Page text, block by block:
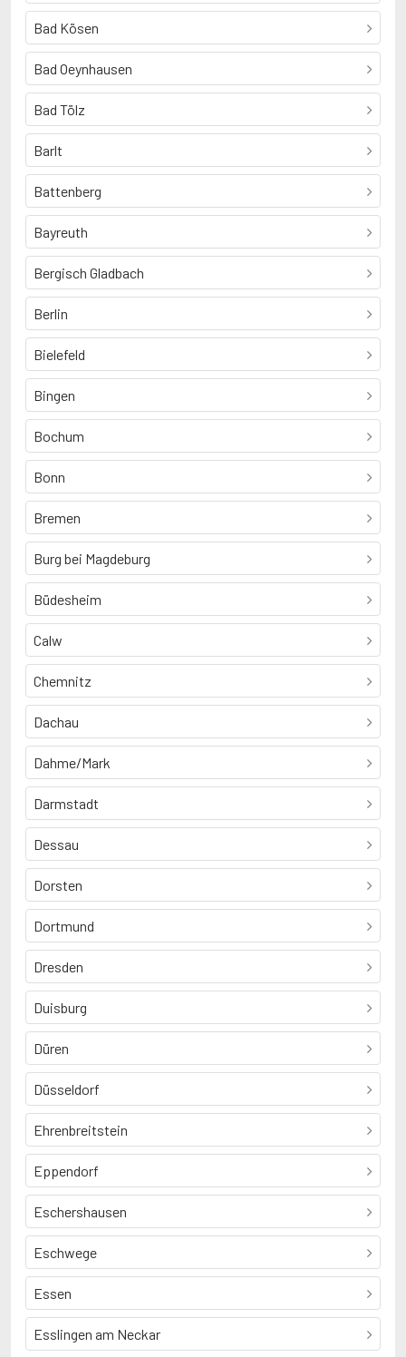
Bad Kösen
Bad Oeynhausen
Bad Tölz
Barlt
Battenberg
Bayreuth
Bergisch Gladbach
Berlin
Bielefeld
Bingen
Bochum
Bonn
Bremen
Burg bei Magdeburg
Büdesheim
Calw
Chemnitz
Dachau
Dahme/Mark
Darmstadt
Dessau
Dorsten
Dortmund
Dresden
Duisburg
Düren
Düsseldorf
Ehrenbreitstein
Eppendorf
Eschershausen
Eschwege
Essen
Esslingen am Neckar